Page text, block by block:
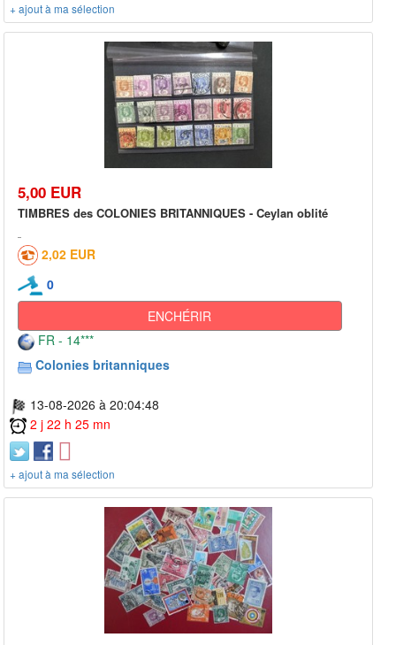
+ ajout à ma sélection
5,00 EUR
TIMBRES des COLONIES BRITANNIQUES - Ceylan oblité
2,02 EUR
0
ENCHÉRIR
FR - 14***
Colonies britanniques
13-08-2026 à 20:04:48
2 j 22 h 25 mn
+ ajout à ma sélection